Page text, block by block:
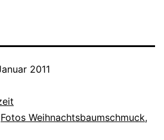
2011
Fotos Weihnachtsbaumschmuck,